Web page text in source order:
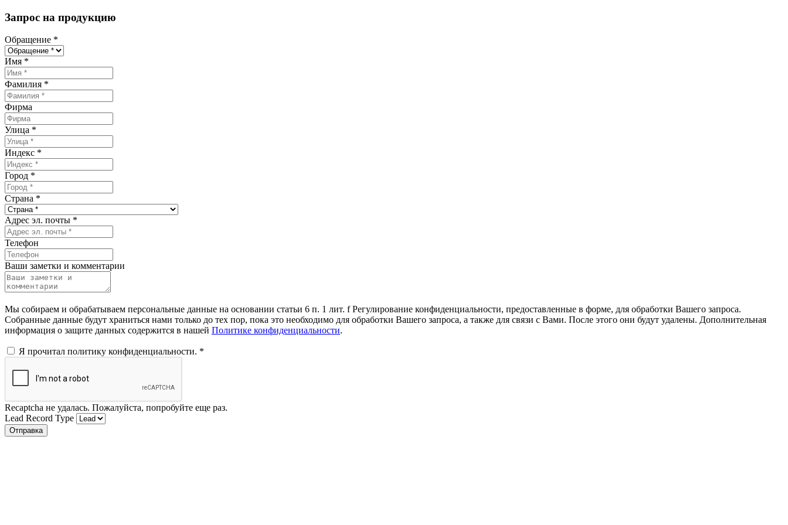
Запрос на продукцию
Обращение *
Имя *
Фамилия *
Фирма
Улица *
Индекс *
Город *
Страна *
Адрес эл. почты *
Телефон
Ваши заметки и комментарии
Мы собираем и обрабатываем персональные данные на основании статьи 6 п. 1 лит. f Регулирование конфиденциальности, предоставленные в форме, для обработки Вашего запроса.
Собранные данные будут храниться нами только до тех пор, пока это необходимо для обработки Вашего запроса, а также для связи с Вами. После этого они будут удалены. Дополнительная
информация о защите данных содержится в нашей Политике конфиденциальности.
Я прочитал политику конфиденциальности. *
Recaptcha не удалась. Пожалуйста, попробуйте еще раз.
Lead Record Type
Отправка